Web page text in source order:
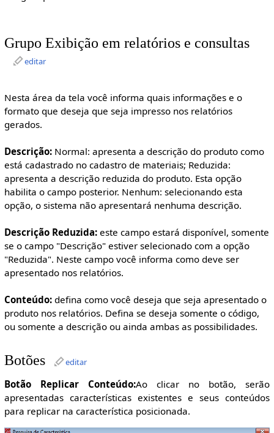
Grupo Exibição em relatórios e consultas
editar
Nesta área da tela você informa quais informações e o
formato que deseja que seja impresso nos relatórios
gerados.
Descrição:Normal: apresenta a descrição do produto como
está cadastrado no cadastro de materiais; Reduzida:
apresenta a descrição reduzida do produto. Esta opção
habilita o campo posterior. Nenhum: selecionando esta
opção, o sistema não apresentará nenhuma descrição.
Descrição Reduzida:este campo estará disponível, somente
se o campo "Descrição" estiver selecionado com a opção
"Reduzida". Neste campo você informa como deve ser
apresentado nos relatórios.
Conteúdo:defina como você deseja que seja apresentado o
produto nos relatórios. Defina se deseja somente o código,
ou somente a descrição ou ainda ambas as possibilidades.
Botões editar
Botão Replicar Conteúdo:Ao clicar no botão, serão
apresentadas características existentes e seus conteúdos
para replicar na característica posicionada.